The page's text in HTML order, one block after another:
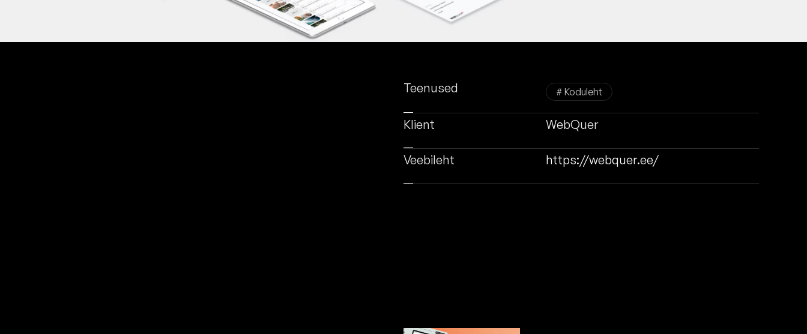
Teenused # Koduleht
Klient WebQuer
Veebileht https://webquer.ee/